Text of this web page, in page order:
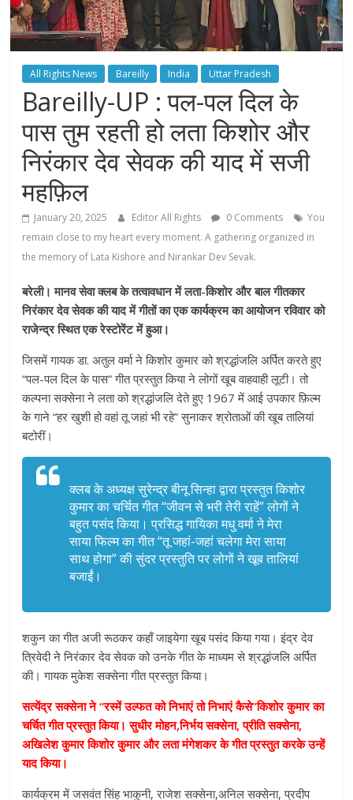
All Rights News Bareilly India Uttar Pradesh
Bareilly-UP : पल-पल दिल के
पास तुम रहती हो लता किशोर और
निरंकार देव सेवक की याद में सजी
महफ़िल
January 20, 2025 Editor All Rights 0 Comments
You
remain close to my heart every moment. A gathering organized in
the memory of Lata Kishore and Nirankar Dev Sevak.
बरेली। मानव सेवा क्लब के तत्वावधान में लता-किशोर और बाल गीतकार
निरंकार देव सेवक की याद में गीतों का एक कार्यक्रम का आयोजन रविवार को
राजेन्द्र स्थित एक रेस्टोरेंट में हुआ।
जिसमें गायक डा. अतुल वर्मा ने किशोर कुमार को श्रद्धांजलि अर्पित करते हुए
“पल-पल दिल के पास” गीत प्रस्तुत किया ने लोगों खूब वाहवाही लूटी। तो
कल्पना सक्सेना ने लता को श्रद्धांजलि देते हुए 1967 में आई उपकार फ़िल्म
के गाने “हर खुशी हो वहां तू जहां भी रहे” सुनाकर श्रोताओं की खूब तालियां
बटोरीं।
क्लब के अध्यक्ष सुरेन्द्र बीनू सिन्हा द्वारा प्रस्तुत किशोर
कुमार का चर्चित गीत “जीवन से भरी तेरी राहें” लोगों ने
बहुत पसंद किया। प्रसिद्ध गायिका मधु वर्मा ने मेरा
साया फिल्म का गीत “तू जहां-जहां चलेगा मेरा साया
साथ होगा” की सुंदर प्रस्तुति पर लोगों ने खूब तालियां
बजाईं।
शकुन का गीत अजी रूठकर कहाँ जाइयेगा खूब पसंद किया गया। इंद्र देव
त्रिवेदी ने निरंकार देव सेवक को उनके गीत के माध्यम से श्रद्धांजलि अर्पित
की। गायक मुकेश सक्सेना गीत प्रस्तुत किया।
सत्येंद्र सक्सेना ने “रस्में उल्फत को निभाएं तो निभाएं कैसे”किशोर कुमार का
चर्चित गीत प्रस्तुत किया। सुधीर मोहन,निर्भय सक्सेना, प्रीति सक्सेना,
अखिलेश कुमार किशोर कुमार और लता मंगेशकर के गीत प्रस्तुत करके उन्हें
याद किया।
कार्यक्रम में जसवंत सिंह भाकुनी, राजेश सक्सेना,अनिल सक्सेना, प्रदीप